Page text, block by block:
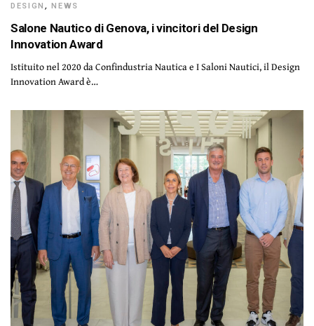
DESIGN ,NEWS
Salone Nautico di Genova, i vincitori del Design
Innovation Award
Istituito nel 2020 da Confindustria Nautica e I Saloni Nautici, il Design
Innovation Award è…